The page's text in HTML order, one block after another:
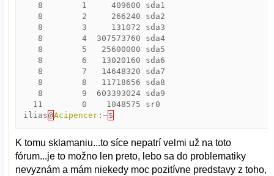
8
1 409600
sda1
8
2 266240
sda2
8
3 131072
sda3
8
4 307573760
sda4
8
5 25600000
sda5
8
6 13020160
sda6
8
7 14648320
sda7
8
8 11718656
sda8
8
9 603393024 sda9
11
0 1048575
sr0
ilias@Acipencer :~$
K tomu sklamaniu...to síce nepatrí velmi už na toto
fórum...je to možno len preto, lebo sa do problematiky
nevyznám a mám niekedy moc pozitívne predstavy z toho,